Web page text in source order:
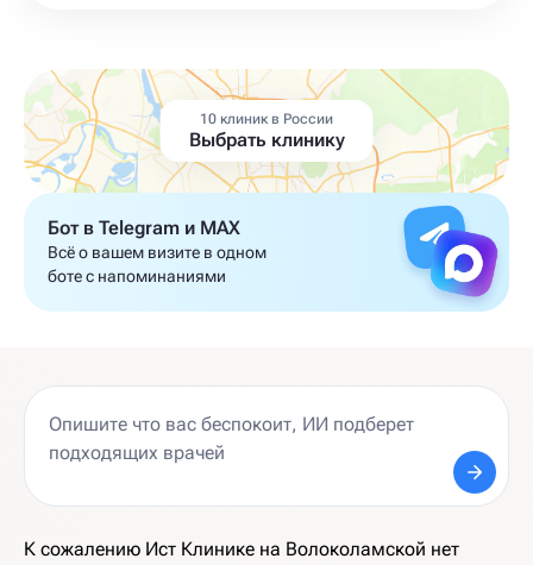
10 клиник в России
Выбрать клинику
Бот в Telegram и MAX
Всё о вашем визите в одном
боте с напоминаниями
К сожалению Ист Клинике на Волоколамской нет